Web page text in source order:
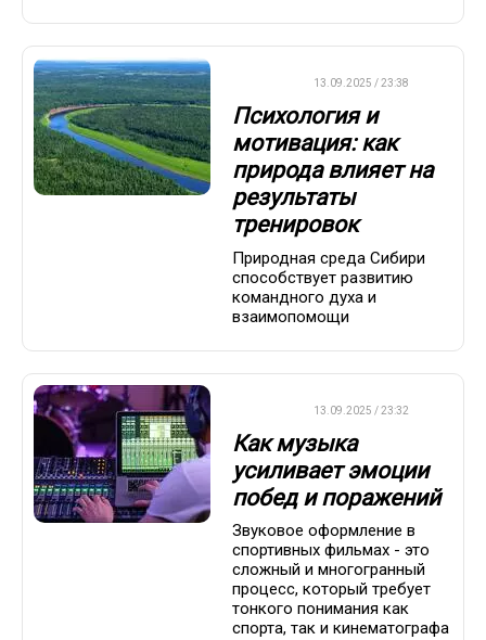
13.09.2025 / 23:38
Психология и
мотивация: как
природа влияет на
результаты
тренировок
Природная среда Сибири
способствует развитию
командного духа и
взаимопомощи
13.09.2025 / 23:32
Как музыка
усиливает эмоции
побед и поражений
Звуковое оформление в
спортивных фильмах - это
сложный и многогранный
процесс, который требует
тонкого понимания как
спорта, так и кинематографа